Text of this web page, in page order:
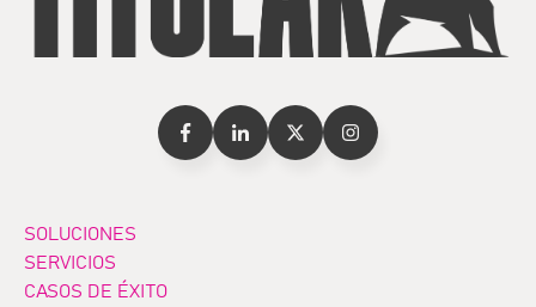
SOLUCIONES
SERVICIOS
CASOS DE ÉXITO